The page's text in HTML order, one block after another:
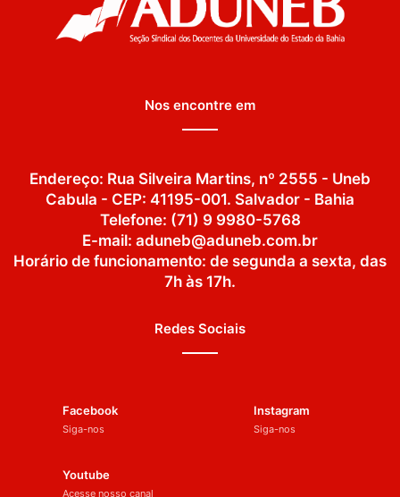
Nos encontre em
Endereço: Rua Silveira Martins, nº 2555 - Uneb
Cabula - CEP: 41195-001. Salvador - Bahia
Telefone: (71) 9 9980-5768
E-mail: aduneb@aduneb.com.br
Horário de funcionamento: de segunda a sexta, das
7h às 17h.
Redes Sociais
Facebook
Siga-nos
Instagram
Siga-nos
Youtube
Acesse nosso canal